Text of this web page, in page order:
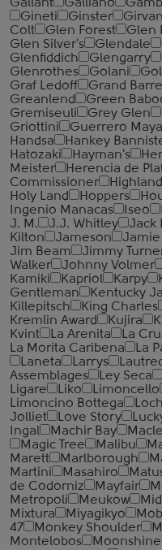
Gallant
Galliano
Gineti
Ginster
Colt
Glen Forest Glen
Glen Silver's
Glendale
Glenfiddich
Glengarry
Glenrothes
Golani
Graf Ledoff
Grand
Greanlend
Green
Gremiseuli
Grey Glen
Griottini
Guerrero Maya
Handsa
Hankey
Hatozaki
Hayman's
Meister
Herencia de
Commissioner
Holy Land
Hoppers
Ingenio Manacas
Iseo
J. M.
J.J. Whitley Jack
Kilton
Jameson Jamie
Jim Beam
Jimmy
Walker
Johnny Volmer
Kamiki
Kapriol Karpy
Gentleman
Kentucky
Killepitsch
King Charles
Kremlin Award
Kujira
Kvint
La Arenita La
La Morita Caribena
La
Laneta
Larrys
Assemblages
Ley Seca
Ligare
Liko Limoncello
Limoncino Bottega
Jolliet
Love Story
Ingal
Machir Bay
Magic Tree
Malibu
Marett
Marlborough
Martini
Masahiro
de Codorniz
Mayfair
Metropoli
Meukow
Mixtura
Miyagikyo
47
Monkey Shoulder
Montelobos